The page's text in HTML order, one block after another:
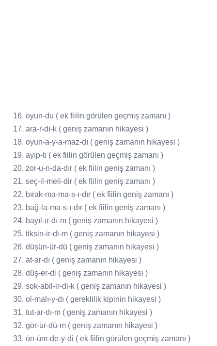
16. oyun-du ( ek fiilin görülen geçmiş zamanı )
17. ara-r-dı-k ( geniş zamanın hikayesi )
18. oyun-a-y-a-maz-dı ( geniş zamanın hikayesi )
19. ayıp-tı ( ek fiilin görülen geçmiş zamanı )
20. zor-u-n-da-dır ( ek fiilin geniş zamanı )
21. seç-il-meli-dir ( ek fiilin geniş zamanı )
22. bırak-ma-ma-s-ı-dır ( ek fiilin geniş zamanı )
23. bağ-la-ma-s-ı-dır ( ek fiilin geniş zamanı )
24. bayıl-ır-dı-m ( geniş zamanın hikayesi )
25. tiksin-ir-di-m ( geniş zamanın hikayesi )
26. düşün-ür-dü ( geniş zamanın hikayesi )
27. at-ar-dı ( geniş zamanın hikayesi )
28. düş-er-di ( geniş zamanın hikayesi )
29. sok-abil-ir-di-k ( geniş zamanın hikayesi )
30. ol-malı-y-dı ( gereklilik kipinin hikayesi )
31. tut-ar-dı-m ( geniş zamanın hikayesi )
32. gör-ür-dü-m ( geniş zamanın hikayesi )
33. ön-üm-de-y-di ( ek fiilin görülen geçmiş zamanı )